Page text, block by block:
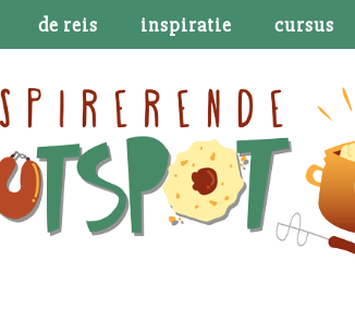
de reis inspiratie cursus